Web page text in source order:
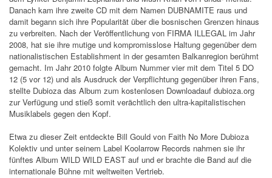
Danach kam ihre zweite CD mit dem Namen DUBNAMITE raus und
damit begann sich ihre Popularität über die bosnischen Grenzen hinaus
zu verbreiten. Nach der Veröffentlichung von FIRMA ILLEGAL im Jahr
2008, hat sie ihre mutige und kompromisslose Haltung gegenüber dem
nationalistischen Establishment in der gesamten Balkanregion berühmt
gemacht. Im Jahr 2010 folgte Album Nummer vier mit dem Titel 5 DO
12 (5 vor 12) und als Ausdruck der Verpflichtung gegenüber ihren Fans,
stellte Dubioza das Album zum kostenlosen Downloadauf dubioza.org
zur Verfügung und stieß somit verächtlich den ultra-kapitalistischen
Musiklabels gegen den Kopf.
Etwa zu dieser Zeit entdeckte Bill Gould von Faith No More Dubioza
Kolektiv und unter seinem Label Koolarrow Records nahmen sie ihr
fünftes Album WILD WILD EAST auf und er brachte die Band auf die
internationale Bühne mit weltweiten Vertrieb.